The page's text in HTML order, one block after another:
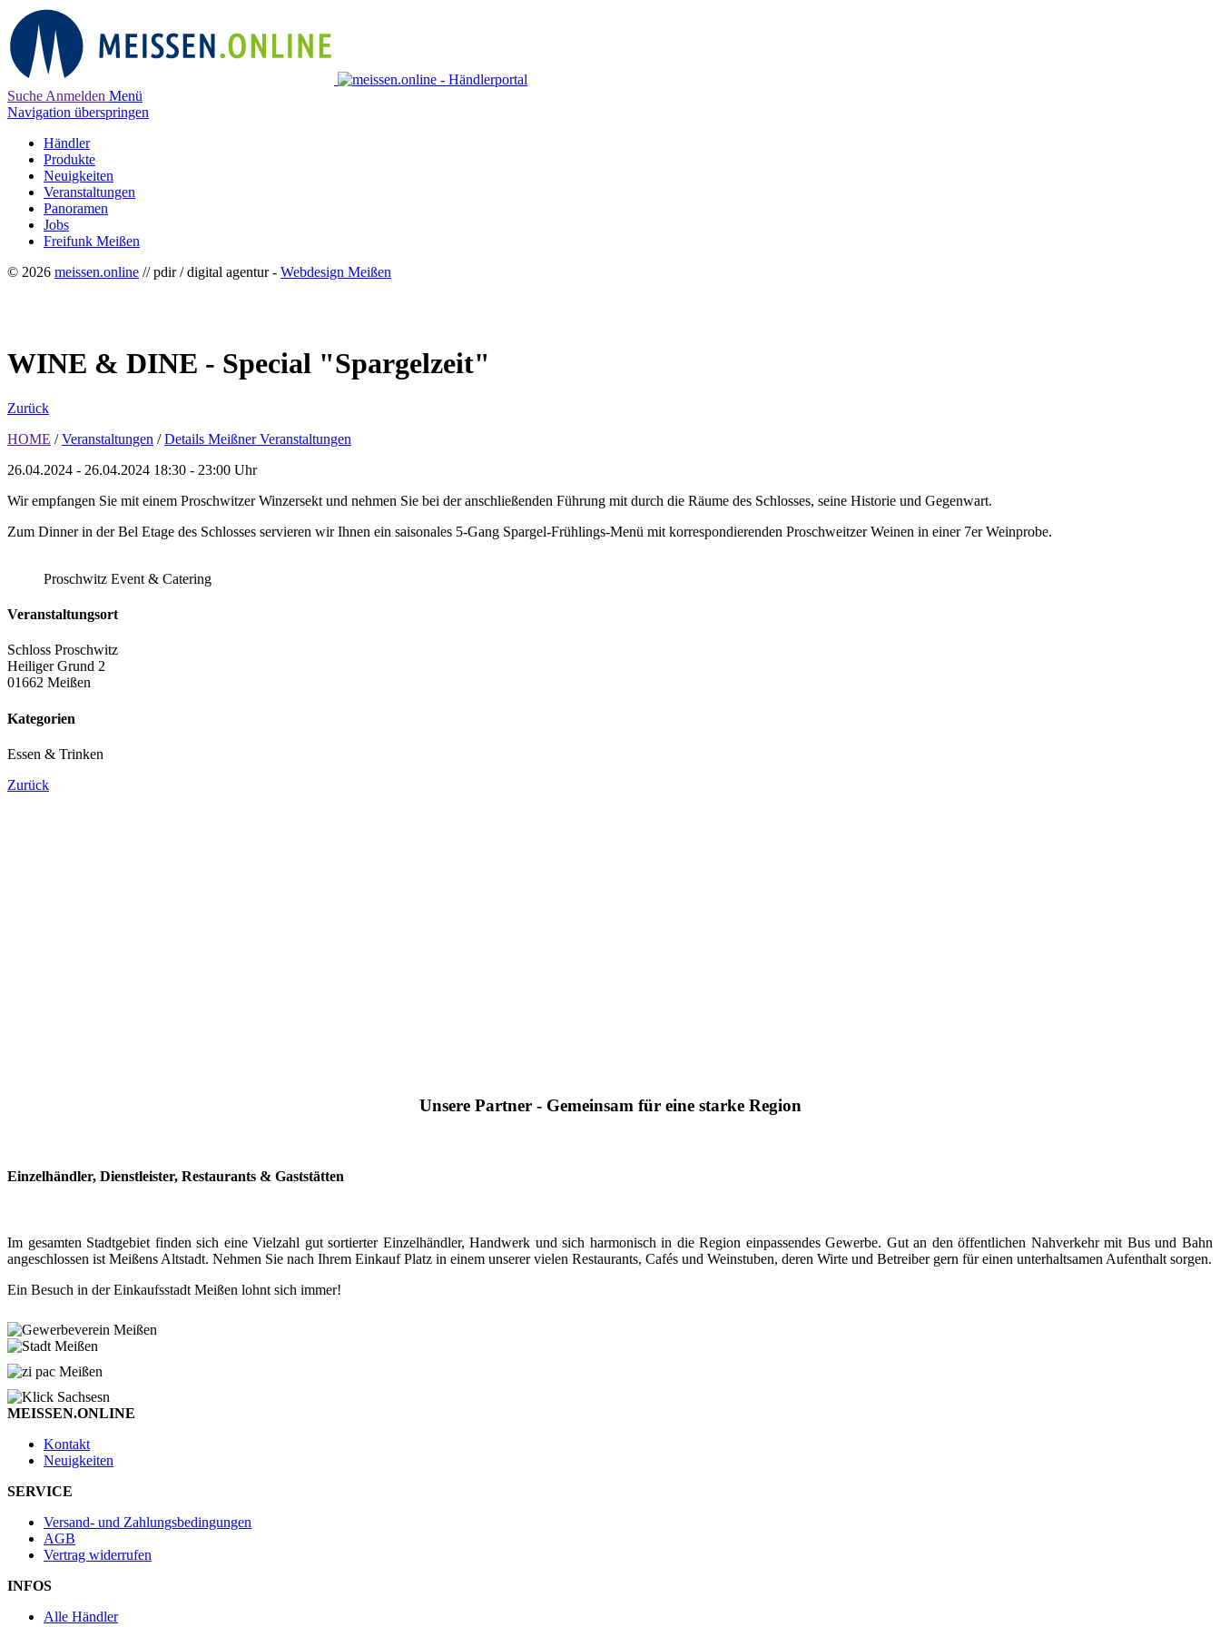
Suche Anmelden Menü
Navigation überspringen
Händler
Produkte
Neuigkeiten
Veranstaltungen
Panoramen
Jobs
Freifunk Meißen
© 2026 meissen.online // pdir / digital agentur - Webdesign Meißen
WINE & DINE - Special "Spargelzeit"
Zurück
HOME / Veranstaltungen / Details Meißner Veranstaltungen
26.04.2024 - 26.04.2024 18:30 - 23:00 Uhr
Wir empfangen Sie mit einem Proschwitzer Winzersekt und nehmen Sie bei der anschließenden Führung mit durch die Räume des Schlosses, seine Historie und Gegenwart.
Zum Dinner in der Bel Etage des Schlosses servieren wir Ihnen ein saisonales 5-Gang Spargel-Frühlings-Menü mit korrespondierenden Proschweitzer Weinen in einer 7er Weinprobe.
Proschwitz Event & Catering
Veranstaltungsort
Schloss Proschwitz
Heiliger Grund 2
01662 Meißen
Kategorien
Essen & Trinken
Zurück
Unsere Partner - Gemeinsam für eine starke Region
Einzelhändler, Dienstleister, Restaurants & Gaststätten
Im gesamten Stadtgebiet finden sich eine Vielzahl gut sortierter Einzelhändler, Handwerk und sich harmonisch in die Region einpassendes Gewerbe. Gut an den öffentlichen Nahverkehr mit Bus und Bahn
angeschlossen ist Meißens Altstadt. Nehmen Sie nach Ihrem Einkauf Platz in einem unserer vielen Restaurants, Cafés und Weinstuben, deren Wirte und Betreiber gern für einen unterhaltsamen Aufenthalt sorgen.
Ein Besuch in der Einkaufsstadt Meißen lohnt sich immer!
MEISSEN.ONLINE
Kontakt
Neuigkeiten
SERVICE
Versand- und Zahlungsbedingungen
AGB
Vertrag widerrufen
INFOS
Alle Händler